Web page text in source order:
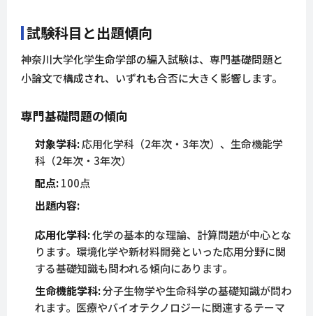
試験科目と出題傾向
神奈川大学化学生命学部の編入試験は、専門基礎問題と
小論文で構成され、いずれも合否に大きく影響します。
専門基礎問題の傾向
対象学科:応用化学科（2年次・3年次）、生命機能学
科（2年次・3年次）
配点:100点
出題内容:
応用化学科:化学の基本的な理論、計算問題が中心とな
ります。環境化学や新材料開発といった応用分野に関
する基礎知識も問われる傾向にあります。
生命機能学科:分子生物学や生命科学の基礎知識が問わ
れます。医療やバイオテクノロジーに関連するテーマ